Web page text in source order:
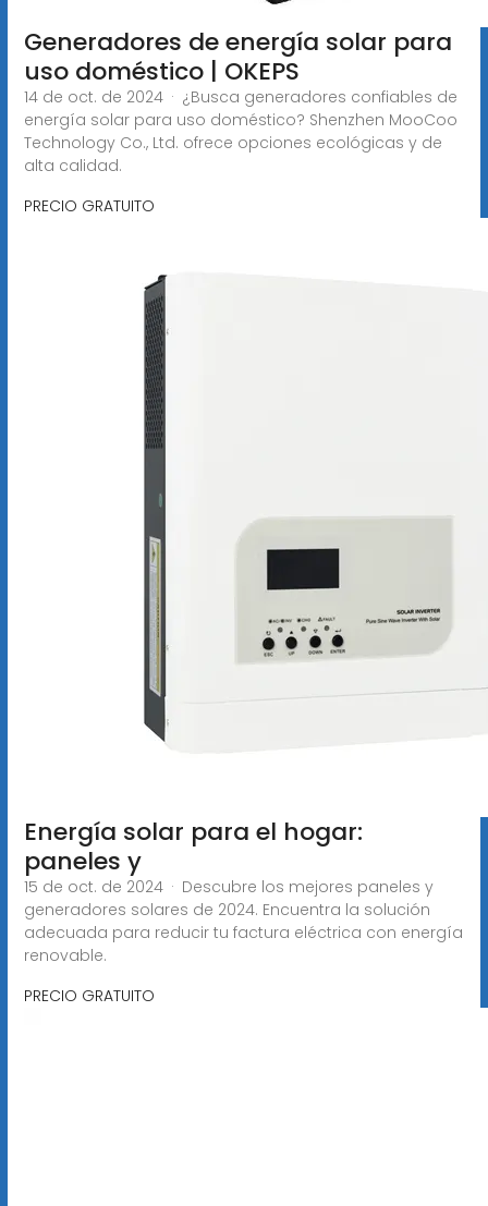
Generadores de energía solar para
uso doméstico | OKEPS
14 de oct. de 2024 · ¿Busca generadores confiables de
energía solar para uso doméstico? Shenzhen MooCoo
Technology Co., Ltd. ofrece opciones ecológicas y de
alta calidad.
PRECIO GRATUITO
Energía solar para el hogar:
paneles y
15 de oct. de 2024 · Descubre los mejores paneles y
generadores solares de 2024. Encuentra la solución
adecuada para reducir tu factura eléctrica con energía
renovable.
PRECIO GRATUITO